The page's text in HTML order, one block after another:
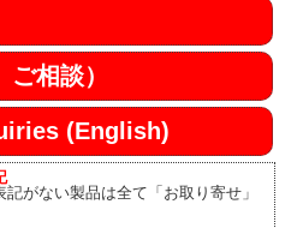
相談）
(English)
記がない製品は全て「お取り寄せ」